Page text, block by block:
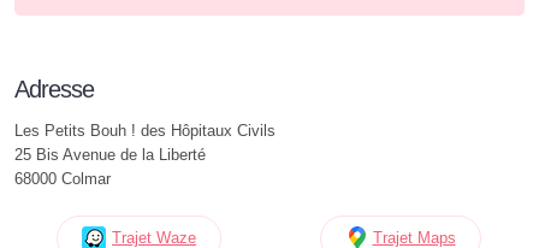
Adresse
Les Petits Bouh ! des Hôpitaux Civils
25 Bis Avenue de la Liberté
68000 Colmar
Trajet Waze Trajet Maps